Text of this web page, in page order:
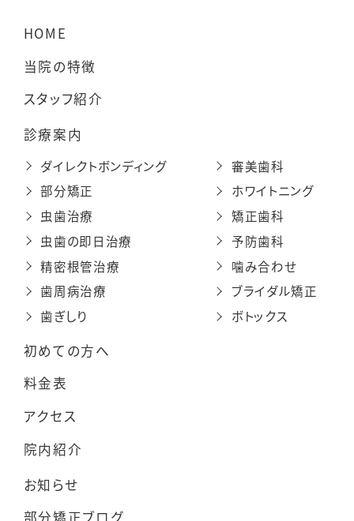
HOME
当院の特徴
スタッフ紹介
診療案内
ダイレクトボンディング
部分矯正
虫歯治療
虫歯の即日治療
精密根管治療
歯周病治療
歯ぎしり
審美歯科
ホワイトニング
矯正歯科
予防歯科
噛み合わせ
ブライダル矯正
ボトックス
初めての方へ
料金表
アクセス
院内紹介
お知らせ